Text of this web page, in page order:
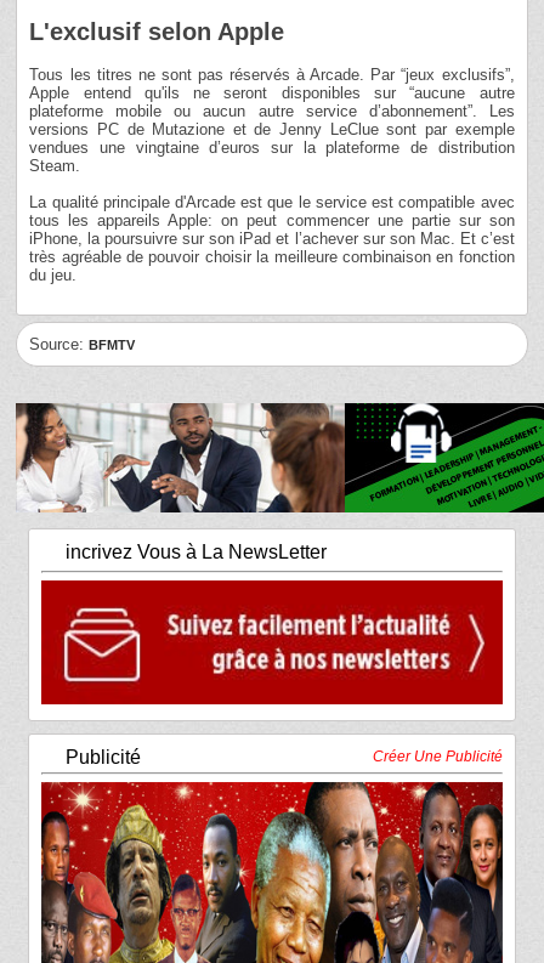
L'exclusif selon Apple
Tous les titres ne sont pas réservés à Arcade. Par “jeux exclusifs”,
Apple entend qu'ils ne seront disponibles sur “aucune autre
plateforme mobile ou aucun autre service d’abonnement”. Les
versions PC de Mutazione et de Jenny LeClue sont par exemple
vendues une vingtaine d’euros sur la plateforme de distribution
Steam.
La qualité principale d'Arcade est que le service est compatible avec
tous les appareils Apple: on peut commencer une partie sur son
iPhone, la poursuivre sur son iPad et l’achever sur son Mac. Et c’est
très agréable de pouvoir choisir la meilleure combinaison en fonction
du jeu.
Source:BFMTV
incrivez Vous à La NewsLetter
Publicité Créer Une Publicité